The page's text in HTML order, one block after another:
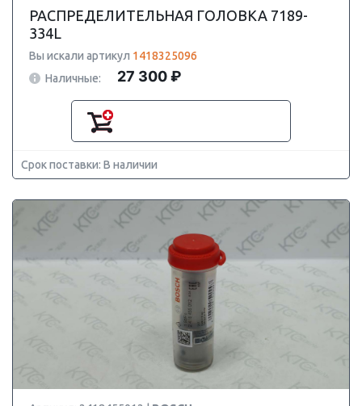
РАСПРЕДЕЛИТЕЛЬНАЯ ГОЛОВКА 7189-
334L
Вы искали артикул 1418325096
Наличные:
27 300 ₽
Срок поставки: В наличии